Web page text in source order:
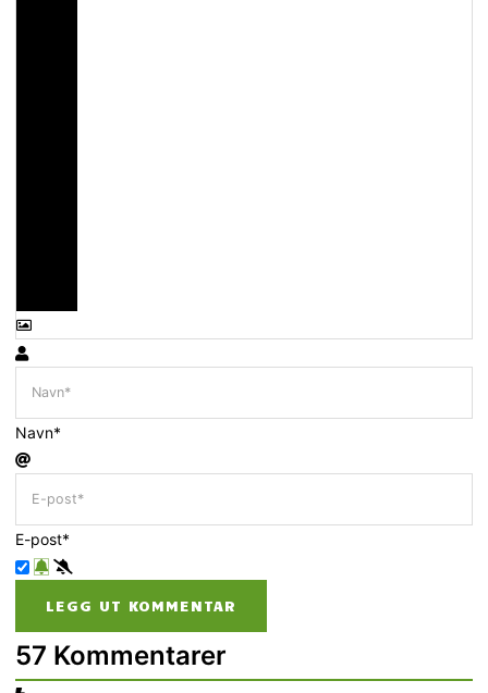
Navn*
E-post*
57 Kommentarer